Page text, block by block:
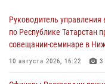
Руководитель
по Республике Татарстан
совещании-семинаре в
10 августа 2026, 16:22 3